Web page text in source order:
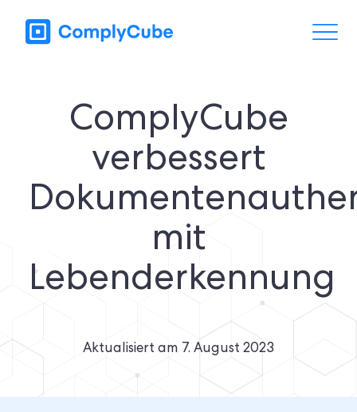
ComplyCube
verbessert
mit
Lebenderkennung
Aktualisiert am 7. August 2023